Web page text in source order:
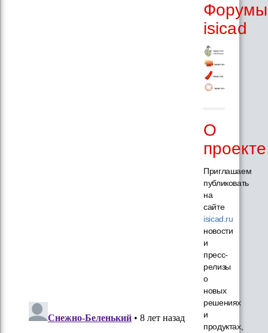
Форумы
isicad
О
проекте
Приглашаем
публиковать
на
сайте
isicad.ru
новости
и
пресс-
релизы
о
новых
решениях
и
продуктах,